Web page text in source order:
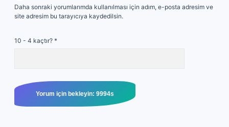
Daha sonraki yorumlarımda kullanılması için adım, e-posta adresim ve
site adresim bu tarayıcıya kaydedilsin.
10 - 4 kaçtır? *